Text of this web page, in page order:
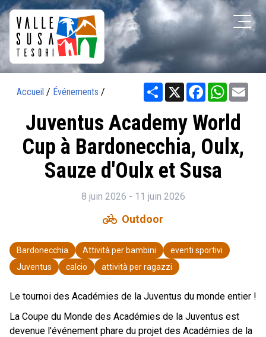
Accueil / Événements / Share X Facebook
Juventus Academy World
Cup à Bardonecchia, Oulx,
Sauze d'Oulx et Susa
8 juin 2026 - 11 juin 2026
pedal_bike Outdoor
Bardonecchia Attività per bambini
eventi sportivi
Juventus
calcio attività per ragazzi
Le tournoi des Académies de la Juventus du monde entier !
La Coupe du Monde des Académies de la Juventus est
devenue l'événement phare du projet des Académies de la